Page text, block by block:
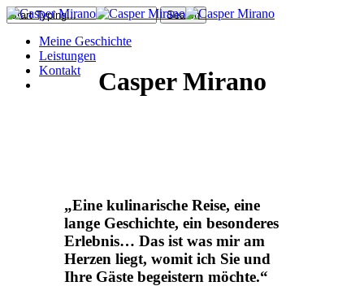
Skip
to
main
content
Menu
Meine Geschichte
Leistungen
Kontakt
Search
Search
Casper Mirano
„Eine kulinarische Reise, eine
lange Geschichte, ein besonderes
Erlebnis… Das ist was mir am
Herzen liegt, womit ich Sie und
Ihre Gäste begeistern möchte.“